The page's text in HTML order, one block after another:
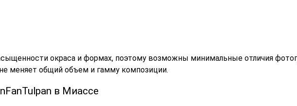
окраса и формах, поэтому возможны минимальные отличия
меняет общий объем и гамму композиции.
в Миассе